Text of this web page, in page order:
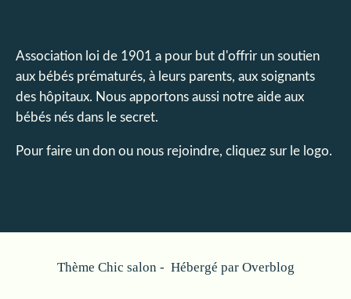
Association loi de 1901 a pour but d'offrir un soutien
aux bébés prématurés, à leurs parents, aux soignants
des hôpitaux. Nous apportons aussi notre aide aux
bébés nés dans le secret.
Pour faire un don ou nous rejoindre, cliquez sur le logo.
Thème Chic salon - Hébergé par Overblog